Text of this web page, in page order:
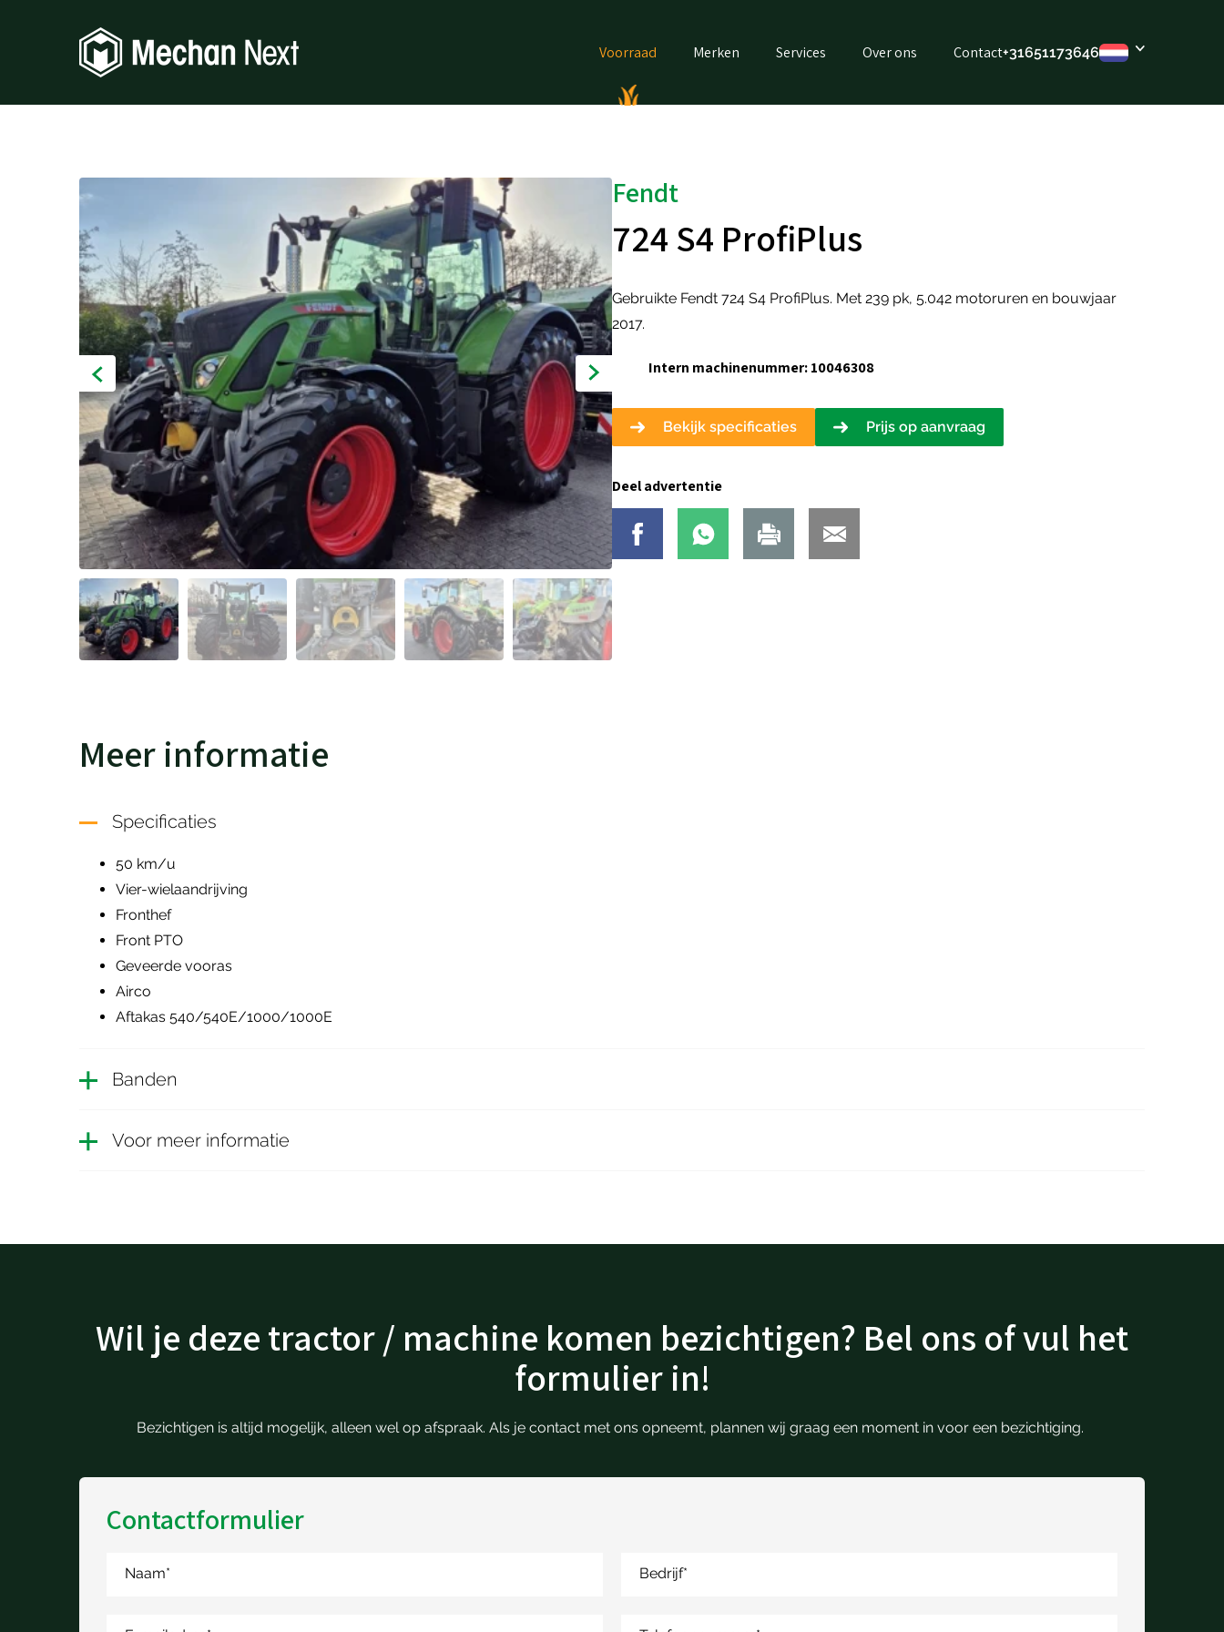
Voorraad Merken Services Over ons Contact+31651173646
Fendt
724 S4 ProfiPlus
Gebruikte Fendt 724 S4 ProfiPlus. Met 239 pk, 5.042 motoruren en bouwjaar
2017.
Intern machinenummer:10046308
Bekijk specificaties Prijs op aanvraag
Deel advertentie
Meer informatie
Specificaties
50 km/u
Vier-wielaandrijving
Fronthef
Front PTO
Geveerde vooras
Airco
Aftakas 540/540E/1000/1000E
Banden
Voor meer informatie
Wil je deze tractor / machine komen bezichtigen? Bel ons of vul het
formulier in!
Bezichtigen is altijd mogelijk, alleen wel op afspraak. Als je contact met ons opneemt, plannen wij graag een moment in voor een bezichtiging.
Contactformulier
Naam* Bedrijf*